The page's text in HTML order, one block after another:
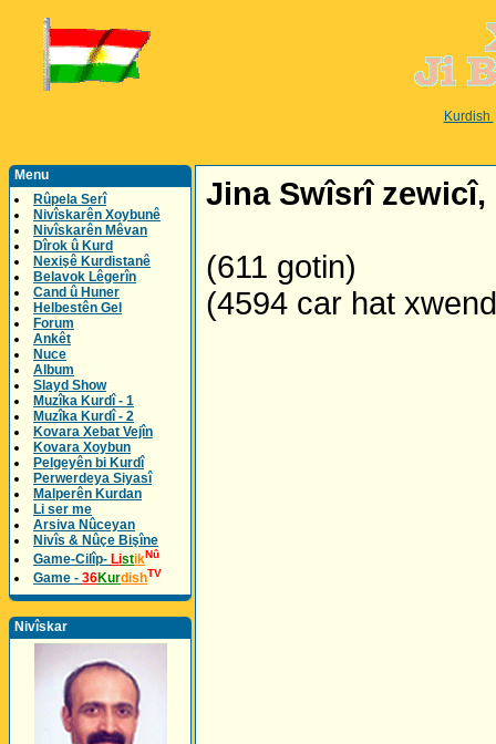
Kurdish
Menu
Rûpela Serî
Nivîskarên Xoybunê
Nivîskarên Mêvan
Dîrok û Kurd
Nexişê Kurdistanê
Belavok Lêgerîn
Cand û Huner
Helbestên Gel
Forum
Ankêt
Nuce
Album
Slayd Show
Muzîka Kurdî - 1
Muzîka Kurdî - 2
Kovara Xebat Vejîn
Kovara Xoybun
Pelgeyên bi Kurdî
Perwerdeya Siyasî
Malperên Kurdan
Li ser me
Arsiva Nûceyan
Nivîs & Nûçe Bişîne
Game-Cilîp- ListikNû
Game - 36KurdishTV
Nivîskar
Jina Swîsrî
(611 gotin)
(4594 car hat